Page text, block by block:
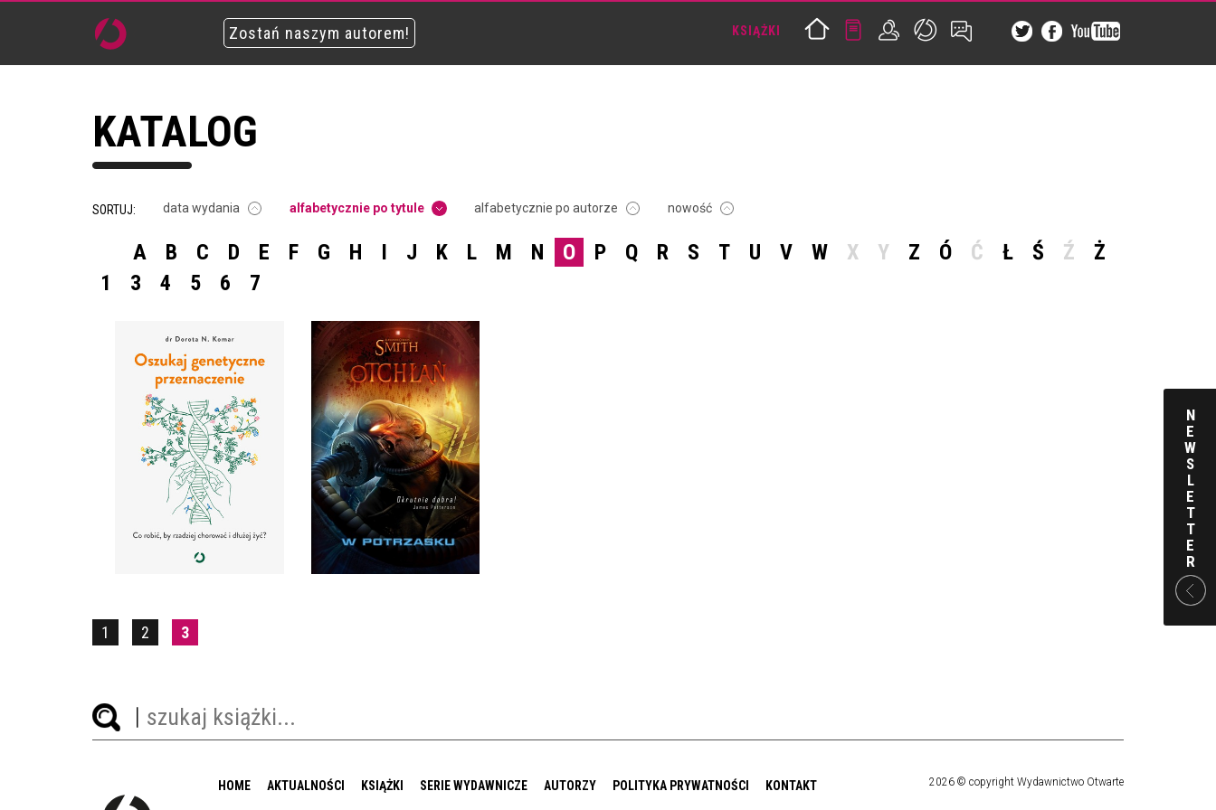
Zostań naszym autorem! KSIĄŻKI
KATALOG
SORTUJ: data wydania alfabetycznie po tytule alfabetycznie po autorze nowość
A B C D E F G H I J K L M N O P Q R S T U V W X Y Z Ó Ć Ł Ś Ź
Ż
1
3 4 5 6 7
OSZUKAJ GENETYCZNE
PRZEZNACZENIE.
DR DOROTA NATALIA
KOMAR
OPRAWA MIĘKKA
54,99 ZŁ
OTCHŁAŃ
ALEXANDER GORDON
SMITH
OPRAWA MIĘKKA
32,90 ZŁ
1 2 3
HOME AKTUALNOŚCI KSIĄŻKI SERIE WYDAWNICZE AUTORZY POLITYKA PRYWATNOŚCI KONTAKT 2026 © copyright Wydawnictwo Otwarte
N
E
W
S
L
E
T
T
E
R